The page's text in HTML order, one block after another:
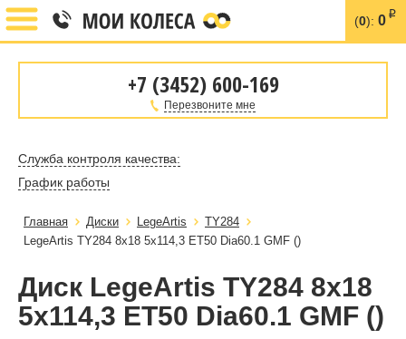
(0): 0 i
+7 (3452) 600-169
Перезвоните мне
Служба контроля качества:
График работы
Главная Диски LegeArtis
TY284
LegeArtis TY284 8x18 5x114,3 ET50 Dia60.1 GMF ()
Диск LegeArtis TY284 8x18
5x114,3 ET50 Dia60.1 GMF ()